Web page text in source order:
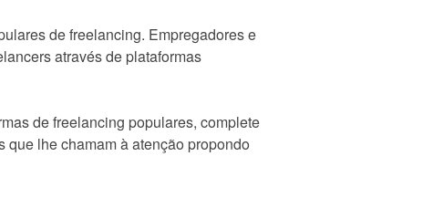
de freelancing. Empregadores e
através de plataformas
de freelancing populares, complete
lhe chamam à atenção propondo